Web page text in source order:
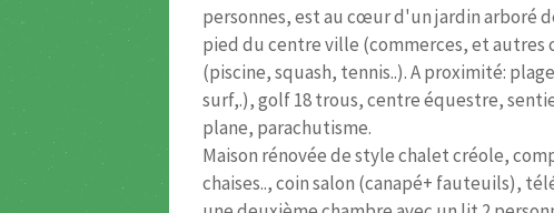
personnes, est au cœur d'un jardin arboré
pied du centre ville (commerces, et
(piscine, squash, tennis..). A proximité:
surf,.), golf 18 trous, centre équestre,
plane, parachutisme.
Maison rénovée de style chalet créole,
chaises.., coin salon (canapé+ fauteuils),